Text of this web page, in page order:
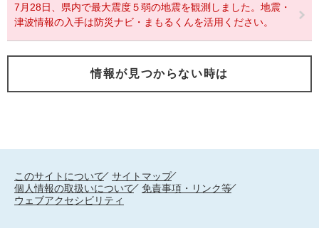
7月28日、県内で最大震度５弱の地震を観測しました。地震・
津波情報の入手は防災ナビ・まもるくんを活用ください。
情報が見つからない時は
このサイトについて
サイトマップ
個人情報の取扱いについて
免責事項・リンク等
ウェブアクセシビリティ